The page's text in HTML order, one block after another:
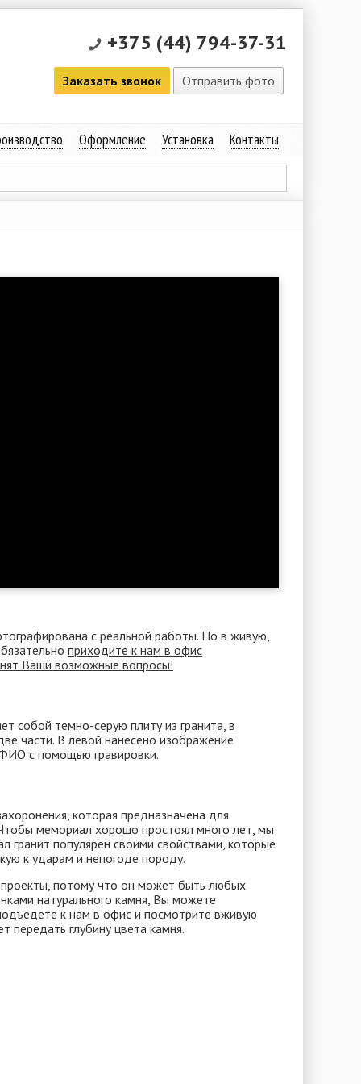
+375 (44) 794-37-31
Заказать звонок Отправить фото
Оформление Установка Контакты
с реальной работы. Но в живую,
приходите к нам в офис
Ваши возможные вопросы!
собой темно-серую плиту из гранита, в
части. В левой нанесено изображение
с помощью гравировки.
которая предназначена для
мемориал хорошо простоял много лет, мы
гранит популярен своими свойствами, которые
к ударам и непогоде породу.
потому что он может быть любых
натурального камня, Вы можете
к нам в офис и посмотрите вживую
передать глубину цвета камня.